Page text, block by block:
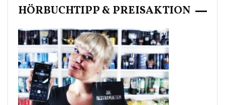
HÖRBUCHTIPP & PREISAKTION